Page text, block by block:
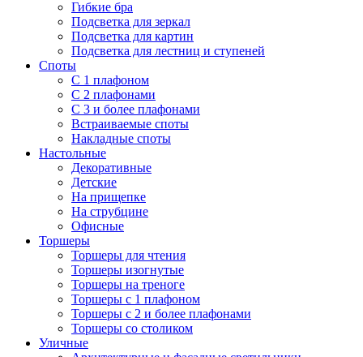
Гибкие бра
Подсветка для зеркал
Подсветка для картин
Подсветка для лестниц и ступеней
Споты
С 1 плафоном
С 2 плафонами
С 3 и более плафонами
Встраиваемые споты
Накладные споты
Настольные
Декоративные
Детские
На прищепке
На струбцине
Офисные
Торшеры
Торшеры для чтения
Торшеры изогнутые
Торшеры на треноге
Торшеры с 1 плафоном
Торшеры с 2 и более плафонами
Торшеры со столиком
Уличные